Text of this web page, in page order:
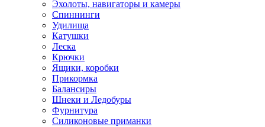
Эхолоты, навигаторы и камеры
Спиннинги
Удилища
Катушки
Леска
Крючки
Ящики, коробки
Прикормка
Балансиры
Шнеки и Ледобуры
Фурнитура
Силиконовые приманки